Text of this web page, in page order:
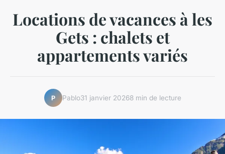
Locations de vacances à les
Gets : chalets et
appartements variés
P Pablo31 janvier 20268 min de lecture